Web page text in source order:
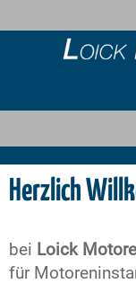
Herzlich
bei Loick
für